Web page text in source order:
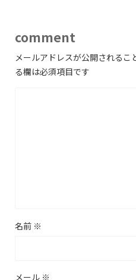
comment
メールアドレスが公開されるこ
る欄は必須項目です
名前 ※
メール ※